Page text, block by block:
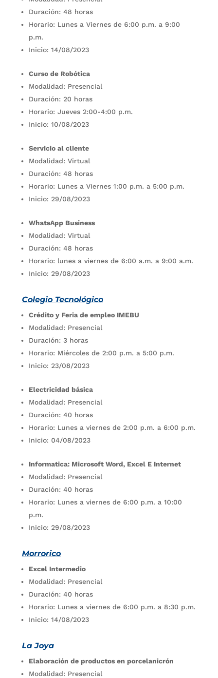
Duración: 48 horas
Horario: Lunes a Viernes de 6:00 p.m. a 9:00
p.m.
Inicio: 14/08/2023
Curso de Robótica
Modalidad: Presencial
Duración: 20 horas
Horario: Jueves 2:00-4:00 p.m.
Inicio: 10/08/2023
Servicio al cliente
Modalidad: Virtual
Duración: 48 horas
Horario: Lunes a Viernes 1:00 p.m. a 5:00 p.m.
Inicio: 29/08/2023
WhatsApp Business
Modalidad: Virtual
Duración: 48 horas
Horario: lunes a viernes de 6:00 a.m. a 9:00 a.m.
Inicio: 29/08/2023
Colegio Tecnológico
Crédito y Feria de empleo IMEBU
Modalidad: Presencial
Duración: 3 horas
Horario: Miércoles de 2:00 p.m. a 5:00 p.m.
Inicio: 23/08/2023
Electricidad básica
Modalidad: Presencial
Duración: 40 horas
Horario: Lunes a viernes de 2:00 p.m. a 6:00 p.m.
Inicio: 04/08/2023
Informatica: Microsoft Word, Excel E Internet
Modalidad: Presencial
Duración: 40 horas
Horario: Lunes a viernes de 6:00 p.m. a 10:00
p.m.
Inicio: 29/08/2023
Morrorico
Excel Intermedio
Modalidad: Presencial
Duración: 40 horas
Horario: Lunes a viernes de 6:00 p.m. a 8:30 p.m.
Inicio: 14/08/2023
La Joya
Elaboración de productos en porcelanicrón
Modalidad: Presencial